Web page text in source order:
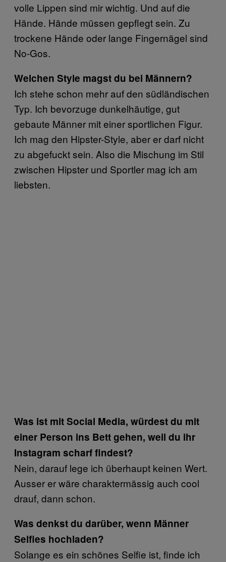
volle Lippen sind mir wichtig. Und auf die
Hände. Hände müssen gepflegt sein. Zu
trockene Hände oder lange Fingernägel sind
No-Gos.
Welchen Style magst du bei Männern?
Ich stehe schon mehr auf den südländischen
Typ. Ich bevorzuge dunkelhäutige, gut
gebaute Männer mit einer sportlichen Figur.
Ich mag den Hipster-Style, aber er darf nicht
zu abgefuckt sein. Also die Mischung im Stil
zwischen Hipster und Sportler mag ich am
liebsten.
Was ist mit Social Media, würdest du mit
einer Person ins Bett gehen, weil du ihr
Instagram scharf findest?
Nein, darauf lege ich überhaupt keinen Wert.
Ausser er wäre charaktermässig auch cool
drauf, dann schon.
Was denkst du darüber, wenn Männer
Selfies hochladen?
Solange es ein schönes Selfie ist, finde ich